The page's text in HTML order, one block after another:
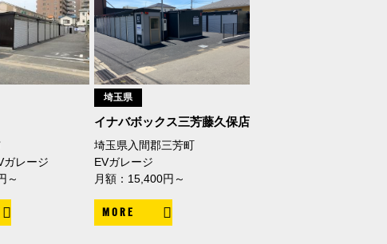
ガレージ
～
埼玉県
イナバボックス三芳藤久保店
埼玉県入間郡三芳町
EVガレージ
月額：15,400円～
MORE